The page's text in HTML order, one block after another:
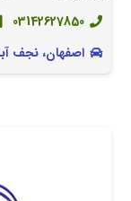
03142627850
اصفهان، نجف